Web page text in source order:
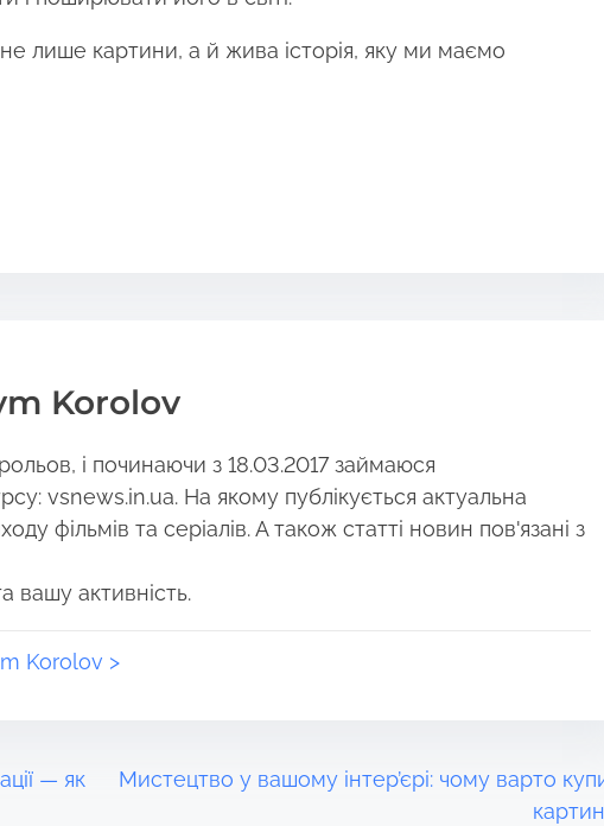
лише картини, а й жива історія, яку ми маємо
Korolov
і починаючи з 18.03.2017 займаюся
vsnews.in.ua. На якому публікується актуальна
фільмів та серіалів. А також статті новин пов'язані з
вашу активність.
Korolov >
— як
Мистецтво у вашому інтер’єрі: чому варто